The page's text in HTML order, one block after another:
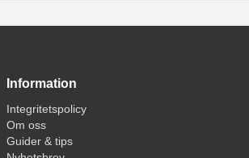
Information
Integritetspolicy
Om oss
Guider & tips